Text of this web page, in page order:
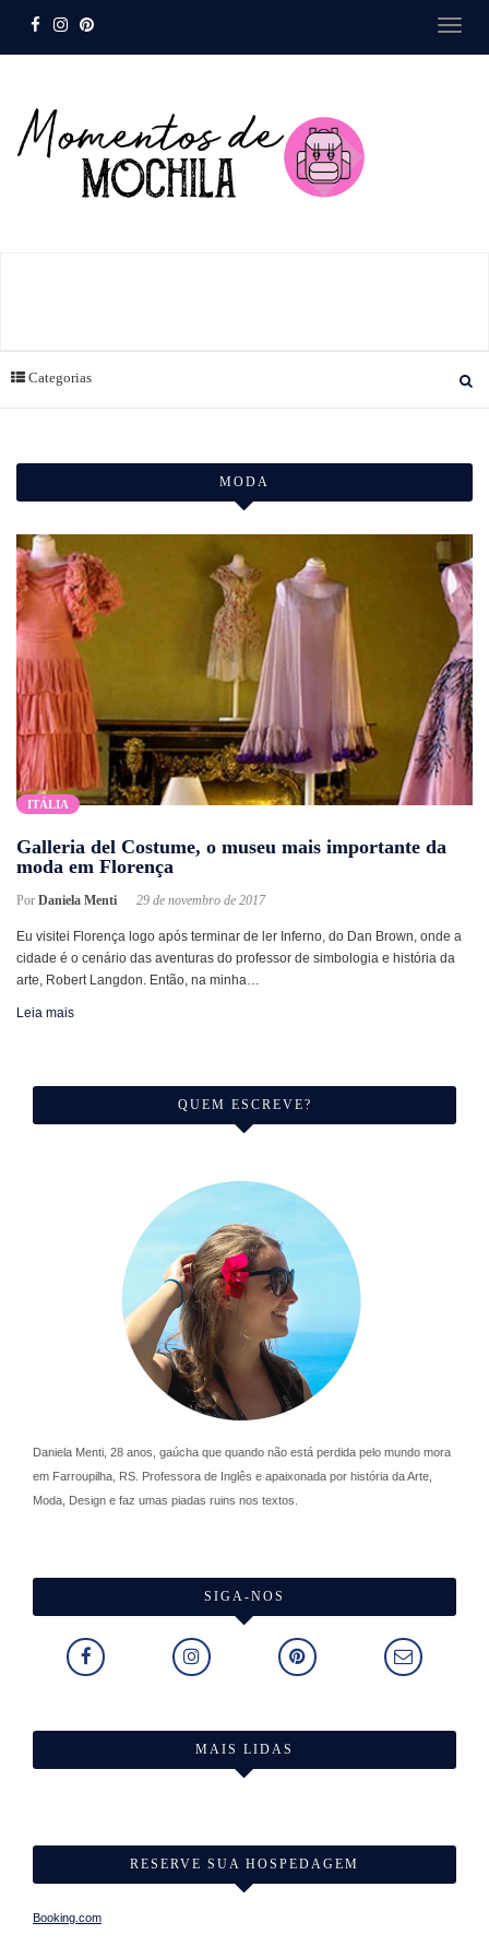
Categorias
MODA
ITÁLIA
Galleria del Costume, o museu mais importante da
moda em Florença
Por Daniela Menti 29 de novembro de 2017
Eu visitei Florença logo após terminar de ler Inferno, do Dan Brown, onde a
cidade é o cenário das aventuras do professor de simbologia e história da
arte, Robert Langdon. Então, na minha…
Leia mais
QUEM ESCREVE?
Daniela Menti, 28 anos, gaúcha que quando não está perdida pelo mundo mora
em Farroupilha, RS. Professora de Inglês e apaixonada por história da Arte,
Moda, Design e faz umas piadas ruins nos textos.
SIGA-NOS
MAIS LIDAS
RESERVE SUA HOSPEDAGEM
Booking.com